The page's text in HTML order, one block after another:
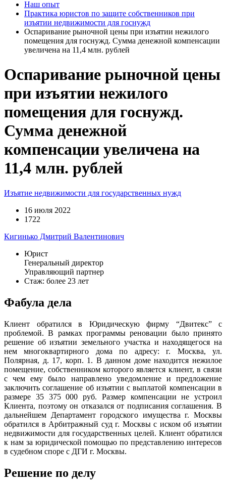
Наш опыт
Практика юристов по защите собственников при
изъятии недвижимости для госнужд
Оспаривание рыночной цены при изъятии нежилого
помещения для госнужд. Сумма денежной компенсации
увеличена на 11,4 млн. рублей
Оспаривание рыночной цены
при изъятии нежилого
помещения для госнужд.
Сумма денежной
компенсации увеличена на
11,4 млн. рублей
Изъятие недвижимости для государственных нужд
16 июля 2022
1722
Кигинько Дмитрий Валентинович
Юрист
Генеральный директор
Управляющий партнер
Стаж: более 23 лет
Фабула дела
Клиент обратился в Юридическую фирму “Двитекс” с
проблемой. В рамках программы реновации было принято
решение об изъятии земельного участка и находящегося на
нем многоквартирного дома по адресу: г. Москва, ул.
Полярная, д. 17, корп. 1. В данном доме находится нежилое
помещение, собственником которого является клиент, в связи
с чем ему было направлено уведомление и предложение
заключить соглашение об изъятии с выплатой компенсации в
размере 35 375 000 руб. Размер компенсации не устроил
Клиента, поэтому он отказался от подписания соглашения. В
дальнейшем Департамент городского имущества г. Москвы
обратился в Арбитражный суд г. Москвы с иском об изъятии
недвижимости для государственных целей. Клиент обратился
к нам за юридической помощью по представлению интересов
в судебном споре с ДГИ г. Москвы.
Решение по делу